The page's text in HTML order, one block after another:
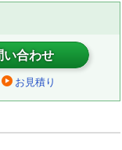
い合わせ
お見積り